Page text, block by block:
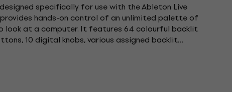
specifically for use with the Ableton Live
hands-on control of an unlimited palette of
look at a computer. It features 64 colourful backlit
10 digital knobs, various assigned backlit
status...